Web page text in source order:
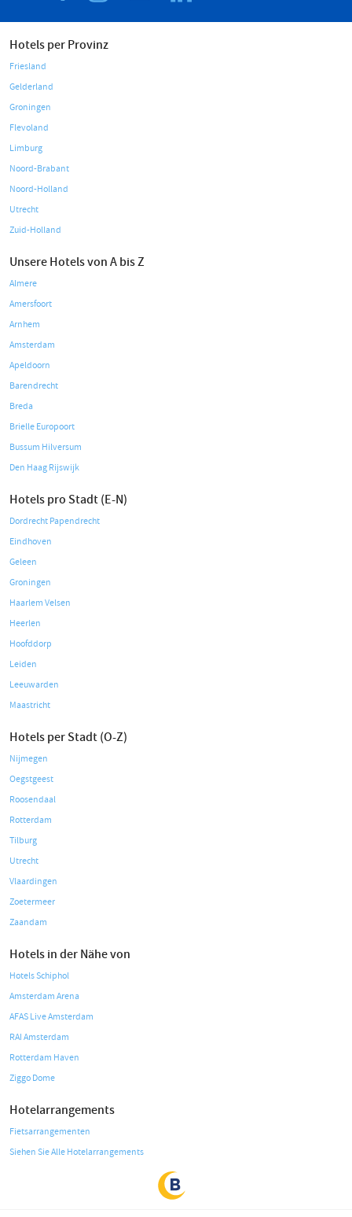
Hotels per Provinz
Friesland
Gelderland
Groningen
Flevoland
Limburg
Noord-Brabant
Noord-Holland
Utrecht
Zuid-Holland
Unsere Hotels von A bis Z
Almere
Amersfoort
Arnhem
Amsterdam
Apeldoorn
Barendrecht
Breda
Brielle Europoort
Bussum Hilversum
Den Haag Rijswijk
Hotels pro Stadt (E-N)
Dordrecht Papendrecht
Eindhoven
Geleen
Groningen
Haarlem Velsen
Heerlen
Hoofddorp
Leiden
Leeuwarden
Maastricht
Hotels per Stadt (O-Z)
Nijmegen
Oegstgeest
Roosendaal
Rotterdam
Tilburg
Utrecht
Vlaardingen
Zoetermeer
Zaandam
Hotels in der Nähe von
Hotels Schiphol
Amsterdam Arena
AFAS Live Amsterdam
RAI Amsterdam
Rotterdam Haven
Ziggo Dome
Hotelarrangements
Fietsarrangementen
Siehen Sie Alle Hotelarrangements